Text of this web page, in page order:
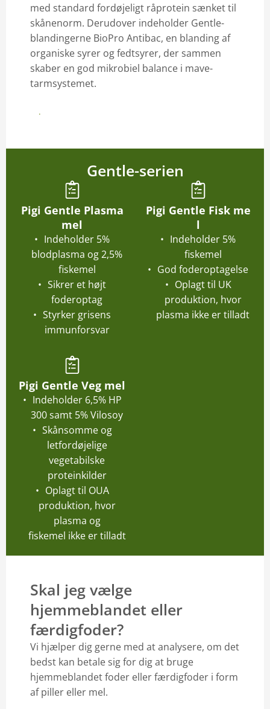
med standard fordøjeligt råprotein sænket til
skånenorm. Derudover indeholder Gentle-
blandingerne BioPro Antibac, en blanding af
organiske syrer og fedtsyrer, der sammen
skaber en god mikrobiel balance i mave-
tarmsystemet.
Kontakt os her
Gentle-serien
Pigi Gentle Plasma
mel
Indeholder 5%
blodplasma og 2,5%
fiskemel
Sikrer et højt
foderoptag
Styrker grisens
immunforsvar
Pigi Gentle Fisk me
l
Indeholder 5%
fiskemel
God foderoptagelse
Oplagt til UK
produktion, hvor
plasma ikke er tilladt
Pigi Gentle Veg mel
Indeholder 6,5% HP
300 samt 5% Vilosoy
Skånsomme og
letfordøjelige
vegetabilske
proteinkilder
Oplagt til OUA
produktion, hvor
plasma og
fiskemel ikke er tilladt
Skal jeg vælge
hjemmeblandet eller
færdigfoder?
Vi hjælper dig gerne med at analysere, om det
bedst kan betale sig for dig at bruge
hjemmeblandet foder eller færdigfoder i form
af piller eller mel.